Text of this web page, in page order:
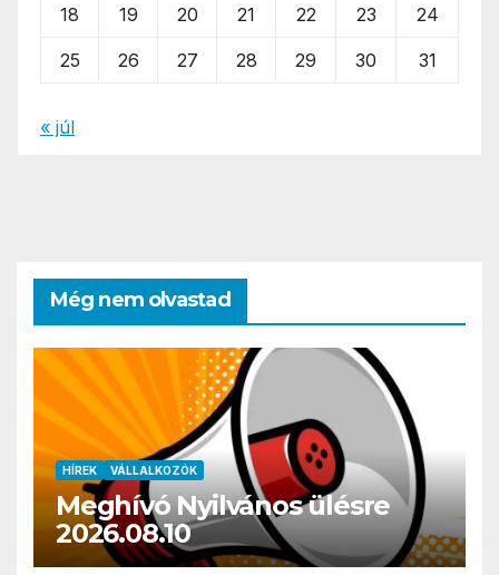
18 19 20 21 22 23 24
25 26 27 28 29 30 31
« júl
Még nem olvastad
HÍREK VÁLLALKOZÓK
Meghívó Nyilvános ülésre
2026.08.10